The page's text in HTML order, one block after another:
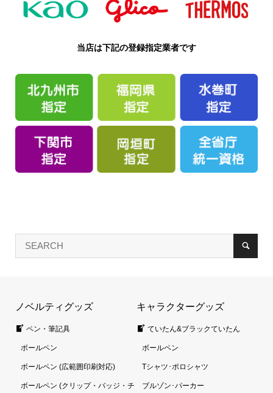
当店は下記の登録指定業者です
ノベルティグッズ
ペン・筆記具
ボールペン
ボールペン (広範囲印刷対応)
ボールペン (クリップ・バッジ・チ
キャラクターグッズ
ていたん&ブラックていたん
ボールペン
Tシャツ･ポロシャツ
ブルゾン･パーカー